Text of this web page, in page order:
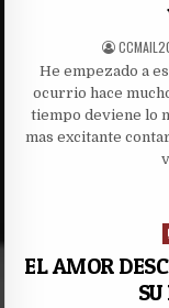
AUTHOR:
He empezado a
ocurrio hace
tiempo deviene lo
mas excitante
EL AMOR